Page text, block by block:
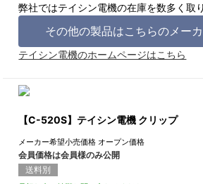
弊社ではテイシン電機の在庫を数多く取
その他の製品はこちらのメー
テイシン電機のホームページはこちら
【C-520S】テイシン電機 クリップ
メーカー希望小売価格 オープン価格
会員価格は会員様のみ公開
送料別